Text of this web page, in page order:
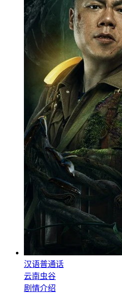
汉语普通话
云南虫谷
剧情介绍